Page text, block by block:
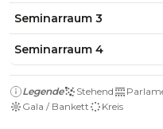
Seminarraum 3
Seminarraum 4
Legende Stehend
Gala / Bankett
Kreis